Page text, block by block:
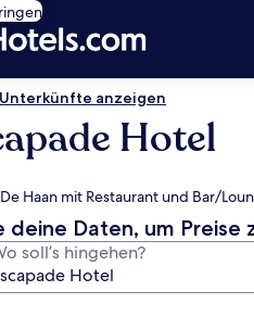
anzeigen
Hotel
Haan mit Restaurant und Bar/
deine Daten, um Preise
soll’s hingehen?